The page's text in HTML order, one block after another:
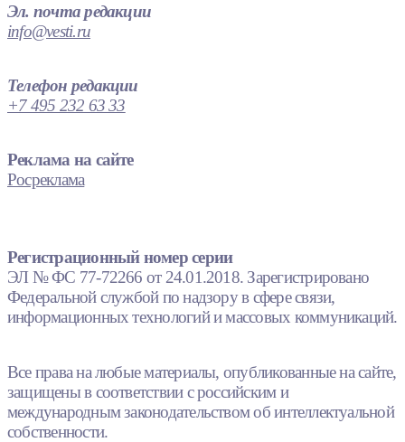
Эл. почта редакции
info@vesti.ru
Телефон редакции
+7 495 232 63 33
Реклама на сайте
Росреклама
Регистрационный номер серии
ЭЛ № ФС 77-72266 от 24.01.2018. Зарегистрировано
Федеральной службой по надзору в сфере связи,
информационных технологий и массовых коммуникаций.
Все права на любые материалы, опубликованные на сайте,
защищены в соответствии с российским и
международным законодательством об интеллектуальной
собственности.